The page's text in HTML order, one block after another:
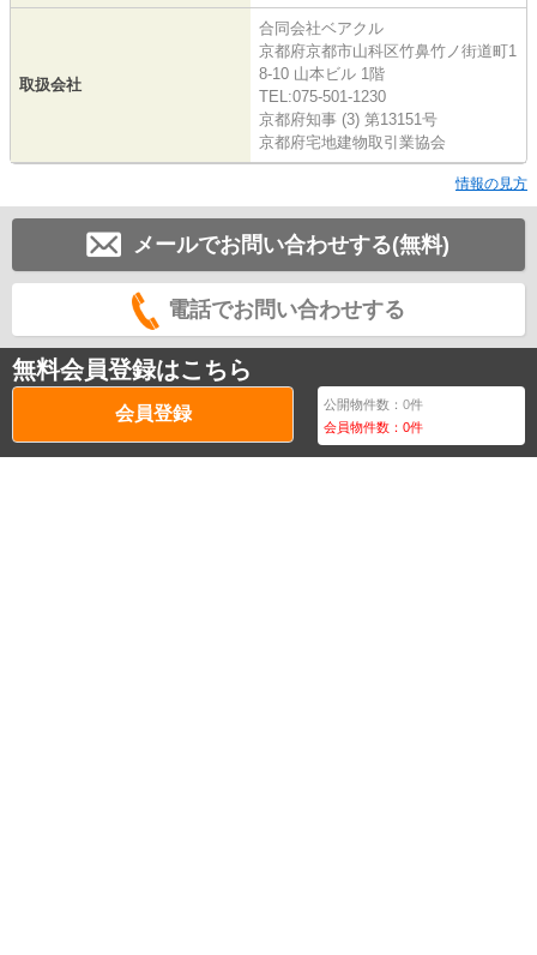
取扱会社
合同会社ベアクル
京都府京都市山科区竹鼻竹ノ街道町1
8-10 山本ビル 1階
TEL:075-501-1230
京都府知事 (3) 第13151号
京都府宅地建物取引業協会
情報の見方
メールでお問い合わせする(無料)
電話でお問い合わせする
無料会員登録はこちら
会員登録 公開物件数：0件
会員物件数：0件